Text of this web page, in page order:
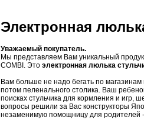
Электронная
Уважаемый покупатель.
Мы представляем Вам уникальный
COMBI. Это электронная люлька
Вам больше не надо бегать по магазинам
потом пеленального столика. Ваш
поисках стульчика для кормления и игр,
вопросы решили за Вас конструкторы
незаменимую помощницу для родителей